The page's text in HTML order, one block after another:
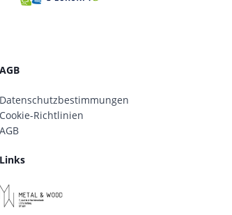
AGB
Datenschutzbestimmungen
Cookie-Richtlinien
AGB
Links